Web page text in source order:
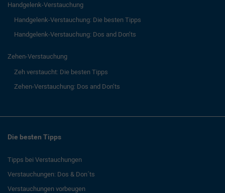
Handgelenk-Verstauchung
Handgelenk-Verstauchung: Die besten Tipps
Handgelenk-Verstauchung: Dos and Don’ts
Zehen-Verstauchung
Zeh verstaucht: Die besten Tipps
Zehen-Verstauchung: Dos and Don’ts
Die besten Tipps
Tipps bei Verstauchungen
Verstauchungen: Dos & Don´ts
Verstauchungen vorbeugen